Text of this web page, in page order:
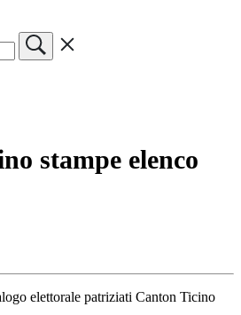
stampe elenco
elettorale patriziati Canton Ticino